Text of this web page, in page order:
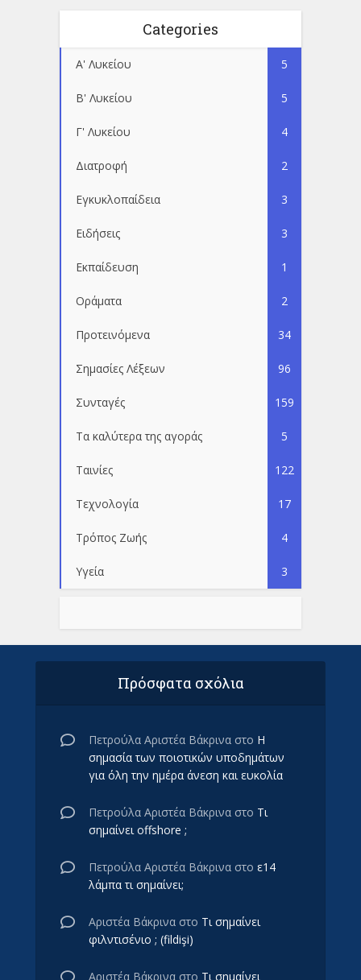
Categories
Α' Λυκείου 5
Β' Λυκείου 5
Γ' Λυκείου 4
Διατροφή 2
Εγκυκλοπαίδεια 3
Ειδήσεις 3
Εκπαίδευση 1
Οράματα 2
Προτεινόμενα 34
Σημασίες Λέξεων 96
Συνταγές 159
Τα καλύτερα της αγοράς 5
Ταινίες 122
Τεχνολογία 17
Τρόπος Ζωής 4
Υγεία 3
Πρόσφατα σχόλια
Πετρούλα Αριστέα Βάκρινα στο Η
σημασία των ποιοτικών υποδημάτων
για όλη την ημέρα άνεση και ευκολία
Πετρούλα Αριστέα Βάκρινα στο Τι
σημαίνει offshore ;
Πετρούλα Αριστέα Βάκρινα στο ε14
λάμπα τι σημαίνει;
Αριστέα Βάκρινα στο Τι σημαίνει
φιλντισένιο ; (fildişi)
Αριστέα Βάκρινα στο Τι σημαίνει